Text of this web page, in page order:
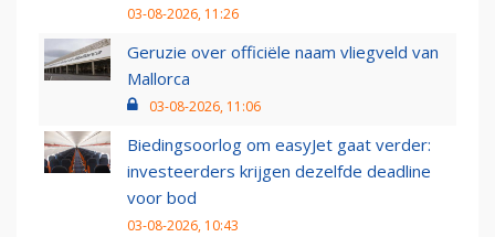
03-08-2026, 11:26
Geruzie over officiële naam vliegveld van
Mallorca
03-08-2026, 11:06
Biedingsoorlog om easyJet gaat verder:
investeerders krijgen dezelfde deadline
voor bod
03-08-2026, 10:43